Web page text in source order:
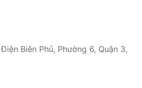
Điện Biên Phủ, Phường 6, Quận 3,